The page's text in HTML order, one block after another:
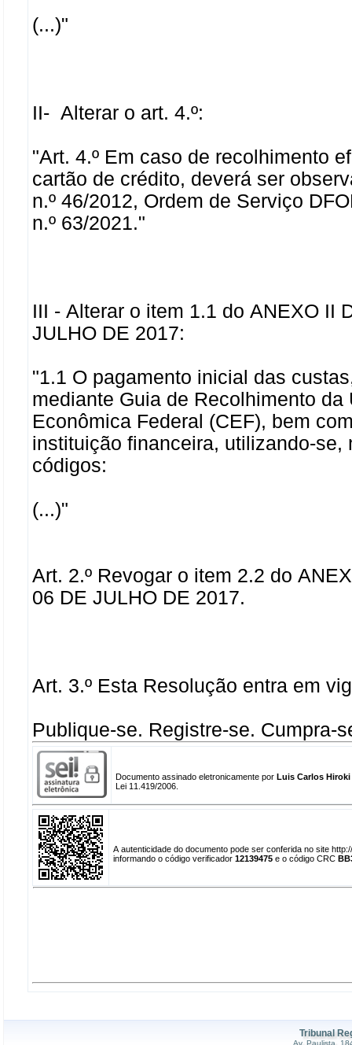
(...)"
II- Alterar o art. 4.º:
"Art. 4.º Em caso de recolhimento
cartão de crédito, deverá ser
n.º 46/2012, Ordem de Serviço
n.º 63/2021."
III - Alterar o item 1.1 do ANEXO II
JULHO DE 2017:
"1.1 O pagamento inicial das
mediante Guia de Recolhimento
Econômica Federal (CEF), bem
instituição financeira, utilizando-
códigos:
(...)"
Art. 2.º Revogar o item 2.2 do
06 DE JULHO DE 2017.
Art. 3.º Esta Resolução entra em
Publique-se. Registre-se. Cumpra-
Documento assinado eletronicamente por Luis Carlos Hiroki
Lei 11.419/2006.
A autenticidade do documento pode ser conferida no site
informando o código verificador 12139475e o código CRC
Tribunal
Av. Paulista,